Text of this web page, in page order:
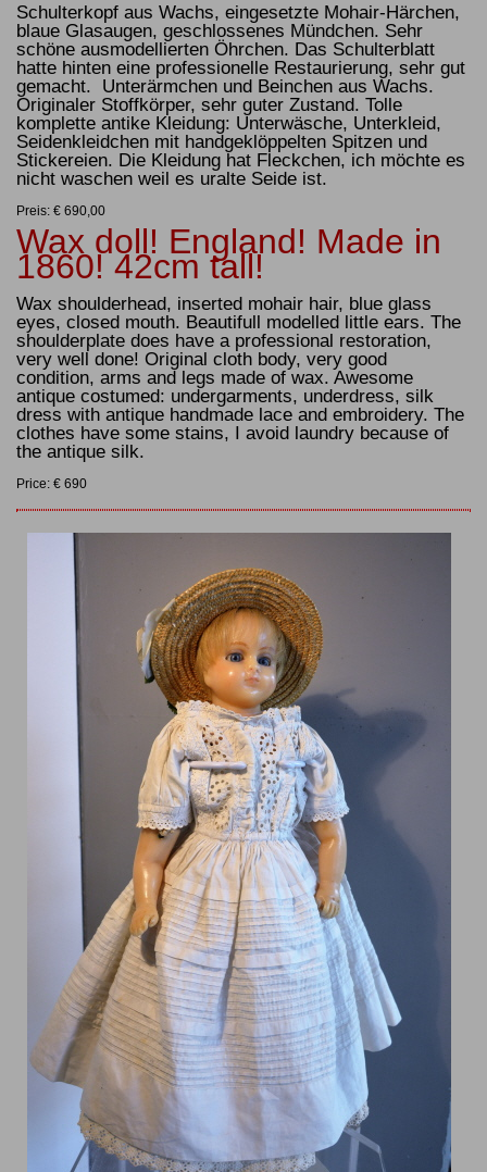
Schulterkopf aus Wachs, eingesetzte Mohair-Härchen,
blaue Glasaugen, geschlossenes Mündchen. Sehr
schöne ausmodellierten Öhrchen. Das Schulterblatt
hatte hinten eine professionelle Restaurierung, sehr gut
gemacht. Unterärmchen und Beinchen aus Wachs.
Originaler Stoffkörper, sehr guter Zustand. Tolle
komplette antike Kleidung: Unterwäsche, Unterkleid,
Seidenkleidchen mit handgeklöppelten Spitzen und
Stickereien. Die Kleidung hat Fleckchen, ich möchte es
nicht waschen weil es uralte Seide ist.
Preis: € 690,00
Wax doll! England! Made in
1860! 42cm tall!
Wax shoulderhead, inserted mohair hair, blue glass
eyes, closed mouth. Beautifull modelled little ears. The
shoulderplate does have a professional restoration,
very well done! Original cloth body, very good
condition, arms and legs made of wax. Awesome
antique costumed: undergarments, underdress, silk
dress with antique handmade lace and embroidery. The
clothes have some stains, I avoid laundry because of
the antique silk.
Price: € 690